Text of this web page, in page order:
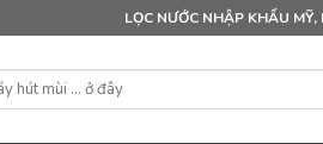
LỌC NƯỚC NHẬP KHẨU MỸ,